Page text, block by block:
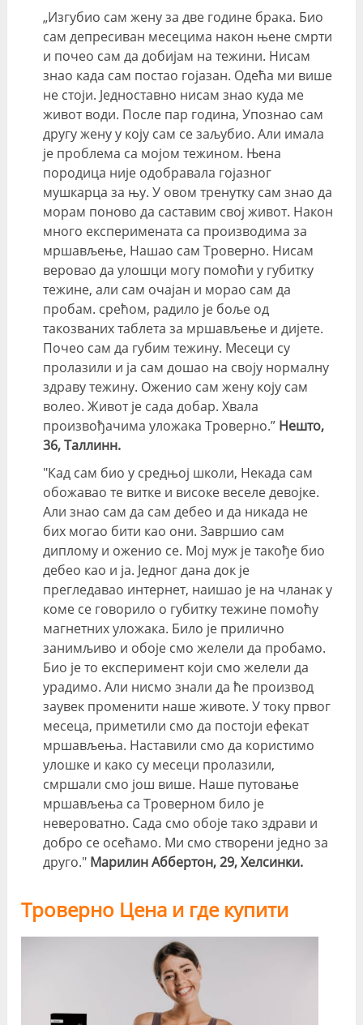
„Изгубио сам жену за две године брака. Био
сам депресиван месецима након њене смрти
и почео сам да добијам на тежини. Нисам
знао када сам постао гојазан. Одећа ми више
не стоји. Једноставно нисам знао куда ме
живот води. После пар година, Упознао сам
другу жену у коју сам се заљубио. Али имала
је проблема са мојом тежином. Њена
породица није одобравала гојазног
мушкарца за њу. У овом тренутку сам знао да
морам поново да саставим свој живот. Након
много експеримената са производима за
мршављење, Нашао сам Троверно. Нисам
веровао да улошци могу помоћи у губитку
тежине, али сам очајан и морао сам да
пробам. срећом, радило је боље од
такозваних таблета за мршављење и дијете.
Почео сам да губим тежину. Месеци су
пролазили и ја сам дошао на своју нормалну
здраву тежину. Оженио сам жену коју сам
волео. Живот је сада добар. Хвала
произвођачима уложака Троверно.” Нешто,
36, Таллинн.
"Кад сам био у средњој школи, Некада сам
обожавао те витке и високе веселе девојке.
Али знао сам да сам дебео и да никада не
бих могао бити као они. Завршио сам
диплому и оженио се. Мој муж је такође био
дебео као и ја. Једног дана док је
прегледавао интернет, наишао је на чланак у
коме се говорило о губитку тежине помоћу
магнетних уложака. Било је прилично
занимљиво и обоје смо желели да пробамо.
Био је то експеримент који смо желели да
урадимо. Али нисмо знали да ће производ
заувек променити наше животе. У току првог
месеца, приметили смо да постоји ефекат
мршављења. Наставили смо да користимо
улошке и како су месеци пролазили,
смршали смо још више. Наше путовање
мршављења са Троверном било је
невероватно. Сада смо обоје тако здрави и
добро се осећамо. Ми смо створени једно за
друго." Марилин Аббертон, 29, Хелсинки.
Троверно Цена и где купити